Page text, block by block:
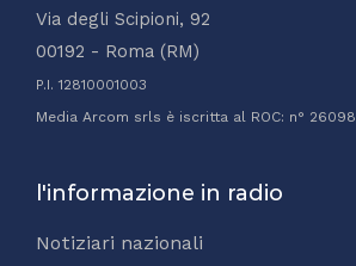
Via degli Scipioni, 92
00192 - Roma (RM)
P.I. 12810001003
Media Arcom srls è iscritta al ROC: n° 26098
l'informazione in radio
Notiziari nazionali